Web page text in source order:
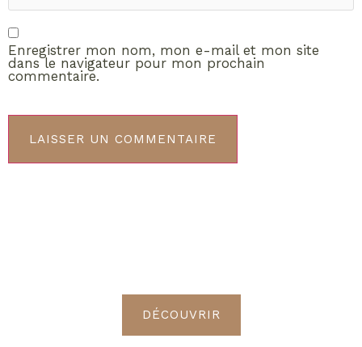
Enregistrer mon nom, mon e-mail et mon site
dans le navigateur pour mon prochain
commentaire.
DÉCOUVRIR